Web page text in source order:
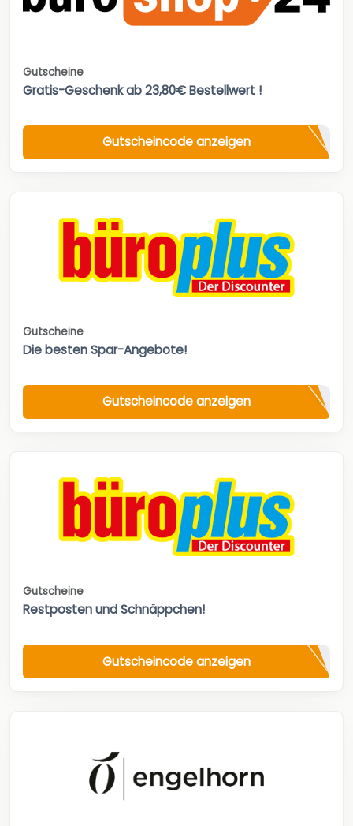
Gutscheine
Gratis-Geschenk ab 23,80€ Bestellwert !
Gutscheincode anzeigen
Gutscheine
Die besten Spar-Angebote!
Gutscheincode anzeigen
Gutscheine
Restposten und Schnäppchen!
Gutscheincode anzeigen